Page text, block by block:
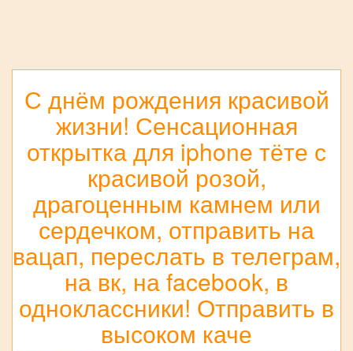
С днём рождения красивой
жизни! Сенсационная
открытка для iphone тёте с
красивой розой,
драгоценным камнем или
сердечком, отправить на
вацап, переслать в телеграм,
на вк, на facebook, в
одноклассники! Отправить в
высоком каче